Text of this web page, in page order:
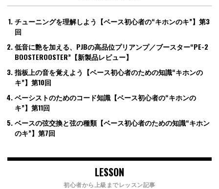
チューニングを理解しよう【ベース初心者の“キホンのキ”】第3
回
低音に艶を加える、PJBの高品位プリアンプ／ブースター“PE-2
BOOSTEROOSTER”【新製品レビュー】
指板上の音を覚えよう【ベース初心者のための知識“キホンの
キ”】第10回
ベーシストのためのコード知識【ベース初心者の“キホンの
キ”】第11回
ベースの弦交換と弦の種類【ベース初心者のための知識“キホン
のキ”】第7回
LESSON
初心者から上級までレッスン記事